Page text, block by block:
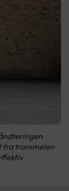
fra trommelen